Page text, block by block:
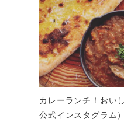
カレーランチ！おい
公式インスタグラム）